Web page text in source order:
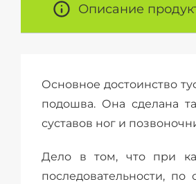
Описание
Основное достоинство
подошва. Она сделана
суставов ног и
Дело в том, что при
последовательности,